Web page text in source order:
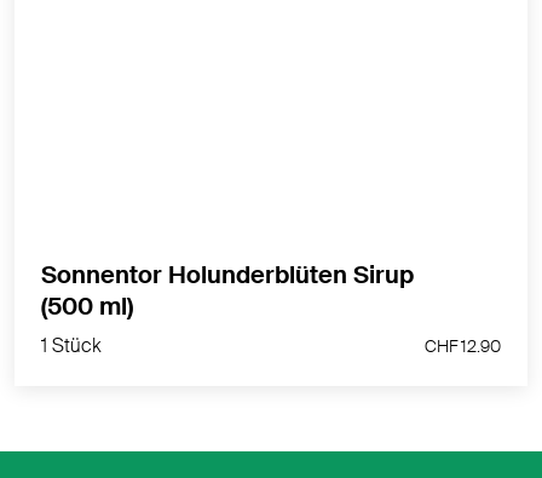
1 Stück
Sonnentor Holunderblüten Sirup
(500 ml)
1 Stück CHF 12.90